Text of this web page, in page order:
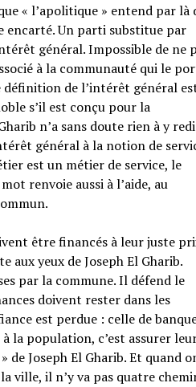
« l’apolitique » entend par là
encarté. Un parti substitue par
général. Impossible de ne
à la communauté qui le
de l’intérêt général
s’il est conçu pour la
n’a sans doute rien à y
général à la notion de
est un métier de service, le
renvoie aussi à l’aide, au
être financés à leur juste
aux yeux de Joseph El Gharib.
par la commune. Il défend le
doivent rester dans les
est perdue : celle de
la population, c’est assurer
de Joseph El Gharib. Et quand
ville, il n’y va pas quatre